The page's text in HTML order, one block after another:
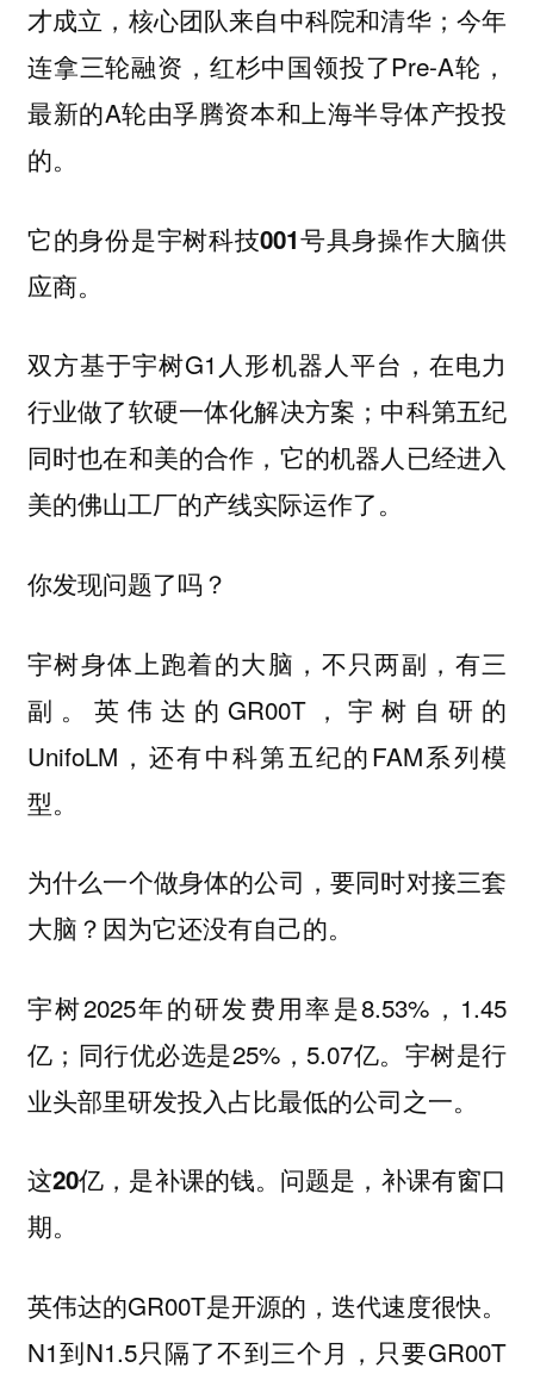
才成立，核心团队来自中科院和清华；今年
连拿三轮融资，红杉中国领投了Pre-A轮，
最新的A轮由孚腾资本和上海半导体产投投
的。
它的身份是宇树科技001号具身操作大脑供
应商。
双方基于宇树G1人形机器人平台，在电力
行业做了软硬一体化解决方案；中科第五纪
同时也在和美的合作，它的机器人已经进入
美的佛山工厂的产线实际运作了。
你发现问题了吗？
宇树身体上跑着的大脑，不只两副，有三
副。英伟达的GR00T，宇树自研的
UnifoLM，还有中科第五纪的FAM系列模
型。
为什么一个做身体的公司，要同时对接三套
大脑？因为它还没有自己的。
宇树2025年的研发费用率是8.53%，1.45
亿；同行优必选是25%，5.07亿。宇树是行
业头部里研发投入占比最低的公司之一。
这20亿，是补课的钱。问题是，补课有窗口
期。
英伟达的GR00T是开源的，迭代速度很快。
N1到N1.5只隔了不到三个月，只要GR00T